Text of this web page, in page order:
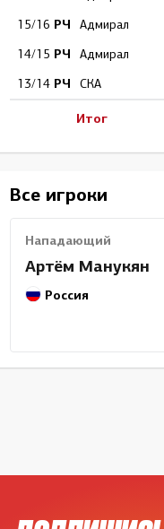
15/16 РЧ Адмирал
14/15 РЧ Адмирал
13/14 РЧ СКА
Итог
Все игроки
Нападающий
Артём Манукян
Россия